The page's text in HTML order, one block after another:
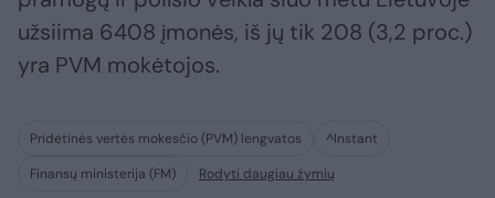
užsiima 6408 įmonės, iš jų tik 208 (3,2 proc.)
yra PVM mokėtojos.
Pridėtinės vertės mokesčio (PVM) lengvatos
^Instant
Finansų ministerija (FM)
Rodyti daugiau žymių